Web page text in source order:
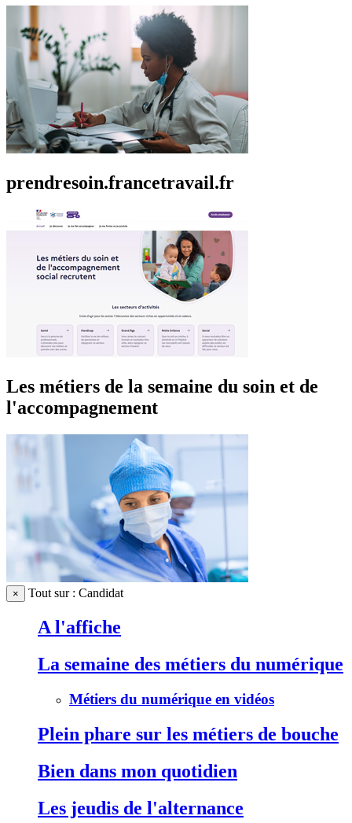
prendresoin.francetravail.fr
Les métiers de la semaine du soin et de
l'accompagnement
× Tout sur : Candidat
A l'affiche
La semaine des métiers du numérique
Métiers du numérique en vidéos
Plein phare sur les métiers de bouche
Bien dans mon quotidien
Les jeudis de l'alternance